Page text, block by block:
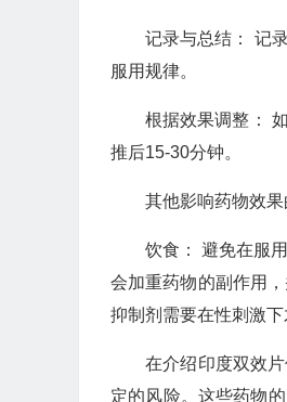
记录与总结： 记
服用规律。
根据效果调整：
推后15-30分钟。
其他影响药物效
饮食： 避免在服
会加重药物的副作用
抑制剂需要在性刺激
在介绍印度双效
定的风险。这些药物